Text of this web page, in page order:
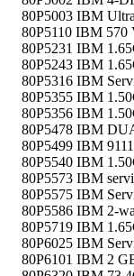
80P5003 IBM
80P5110 IBM 570
80P5231 IBM
80P5243 IBM
80P5316 IBM
80P5355 IBM
80P5356 IBM
80P5478 IBM
80P5499 IBM
80P5540 IBM
80P5573 IBM
80P5575 IBM
80P5586 IBM 2-
80P5719 IBM
80P6025 IBM
80P6101 IBM 2